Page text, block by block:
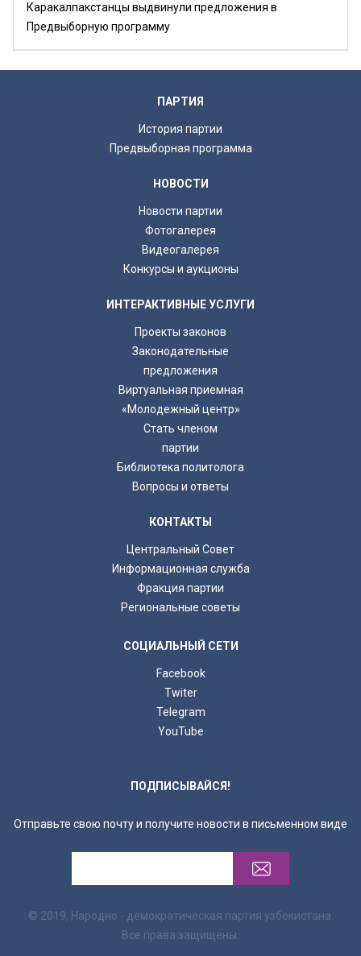
Каракалпакстанцы выдвинули предложения в
Предвыборную программу
ПАРТИЯ
История партии
Предвыборная программа
НОВОСТИ
Новости партии
Фотогалерея
Видеогалерея
Конкурсы и аукционы
ИНТЕРАКТИВНЫЕ УСЛУГИ
Проекты законов
Законодательные
предложения
Виртуальная приемная
«Молодежный центр»
Стать членом
партии
Библиотека политолога
Вопросы и ответы
КОНТАКТЫ
Центральный Совет
Информационная служба
Фракция партии
Региональные советы
СОЦИАЛЬНЫЙ СЕТИ
Facebook
Twiter
Telegram
YouTube
ПОДПИСЫВАЙСЯ!
Отправьте свою почту и получите новости в письменном виде
© 2019, Народно - демократическая партия узбекистана.
Все права защищены.